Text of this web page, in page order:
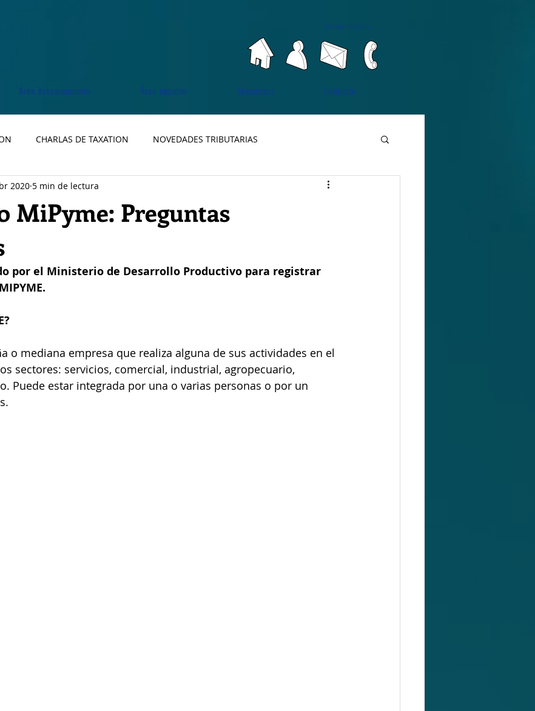
Iniciar sesión
Área Asesoramiento Área Impulso Novedades Contacto
CHARLAS DE TAXATION NOVEDADES TRIBUTARIAS
MiPyme: Preguntas
2020 5 min de lectura
por el Ministerio de Desarrollo Productivo para registrar
o mediana empresa que realiza alguna de sus actividades en el
sectores: servicios, comercial, industrial, agropecuario,
Puede estar integrada por una o varias personas o por un